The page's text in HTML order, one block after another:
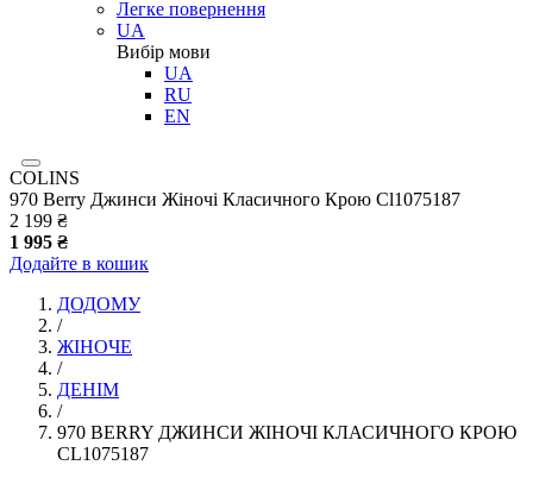
Легке повернення
UA
Вибір мови
UA
RU
EN
COLINS
970 Berry Джинси Жіночі Класичного Крою Cl1075187
2 199 ₴
1 995 ₴
Додайте в кошик
ДОДОМУ
/
ЖІНОЧЕ
/
ДЕНІМ
/
970 BERRY ДЖИНСИ ЖІНОЧІ КЛАСИЧНОГО КРОЮ
CL1075187